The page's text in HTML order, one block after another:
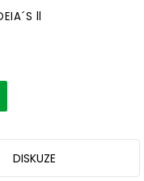
ll
DISKUZE